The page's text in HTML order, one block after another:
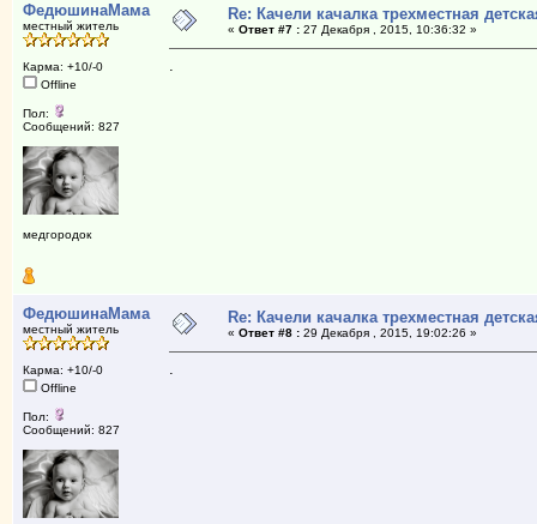
ФедюшинаМама
местный житель
Карма: +10/-0
Offline
Пол:
Сообщений: 827
медгородок
Re: Качели качалка трехместная
« Ответ #7 :27 Декабря , 2015, 10:36:32 »
.
ФедюшинаМама
местный житель
Карма: +10/-0
Offline
Пол:
Сообщений: 827
Re: Качели качалка трехместная
« Ответ #8 :29 Декабря , 2015, 19:02:26 »
.